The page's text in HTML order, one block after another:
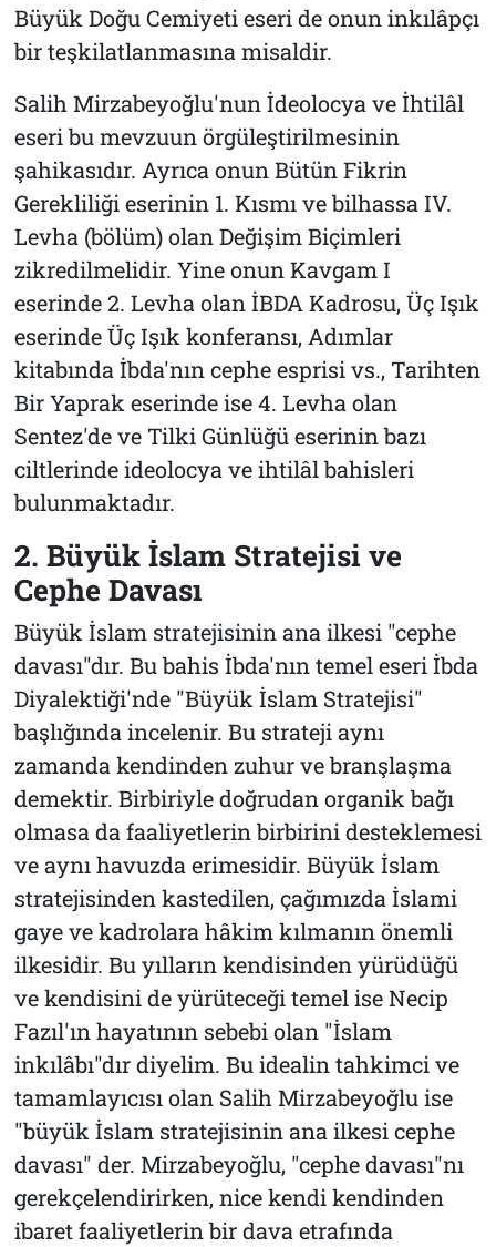
Büyük Doğu Cemiyeti eseri de onun inkılâpçı
bir teşkilatlanmasına misaldir.
Salih Mirzabeyoğlu'nun İdeolocya ve İhtilâl
eseri bu mevzuun örgüleştirilmesinin
şahikasıdır. Ayrıca onun Bütün Fikrin
Gerekliliği eserinin 1. Kısmı ve bilhassa IV.
Levha (bölüm) olan Değişim Biçimleri
zikredilmelidir. Yine onun Kavgam I
eserinde 2. Levha olan İBDA Kadrosu, Üç Işık
eserinde Üç Işık konferansı, Adımlar
kitabında İbda'nın cephe esprisi vs., Tarihten
Bir Yaprak eserinde ise 4. Levha olan
Sentez'de ve Tilki Günlüğü eserinin bazı
ciltlerinde ideolocya ve ihtilâl bahisleri
bulunmaktadır.
2. Büyük İslam Stratejisi ve
Cephe Davası
Büyük İslam stratejisinin ana ilkesi "cephe
davası"dır. Bu bahis İbda'nın temel eseri İbda
Diyalektiği'nde "Büyük İslam Stratejisi"
başlığında incelenir. Bu strateji aynı
zamanda kendinden zuhur ve branşlaşma
demektir. Birbiriyle doğrudan organik bağı
olmasa da faaliyetlerin birbirini desteklemesi
ve aynı havuzda erimesidir. Büyük İslam
stratejisinden kastedilen, çağımızda İslami
gaye ve kadrolara hâkim kılmanın önemli
ilkesidir. Bu yılların kendisinden yürüdüğü
ve kendisini de yürüteceği temel ise Necip
Fazıl'ın hayatının sebebi olan "İslam
inkılâbı"dır diyelim. Bu idealin tahkimci ve
tamamlayıcısı olan Salih Mirzabeyoğlu ise
"büyük İslam stratejisinin ana ilkesi cephe
davası" der. Mirzabeyoğlu, "cephe davası"nı
gerekçelendirirken, nice kendi kendinden
ibaret faaliyetlerin bir dava etrafında